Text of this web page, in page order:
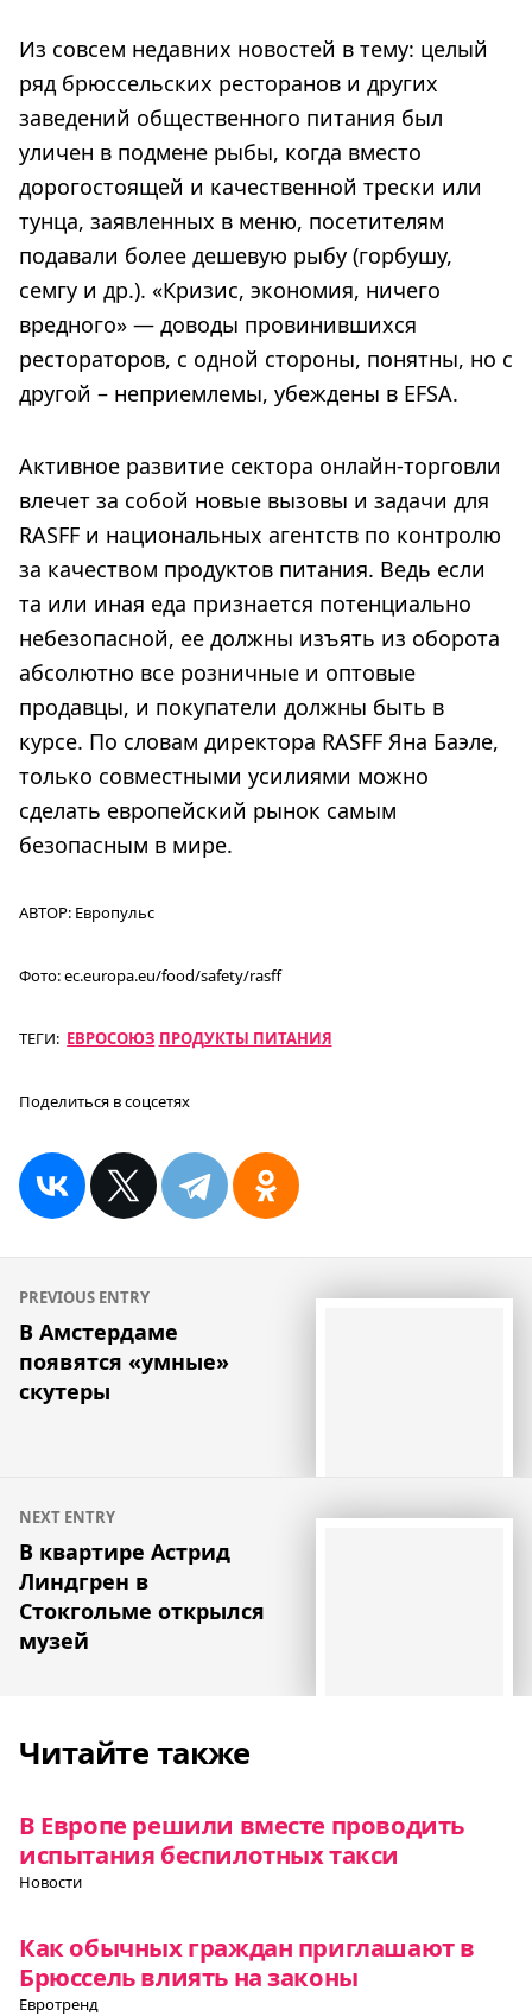
Из совсем недавних новостей в тему: целый
ряд брюссельских ресторанов и других
заведений общественного питания был
уличен в подмене рыбы, когда вместо
дорогостоящей и качественной трески или
тунца, заявленных в меню, посетителям
подавали более дешевую рыбу (горбушу,
семгу и др.). «Кризис, экономия, ничего
вредного» — доводы провинившихся
рестораторов, с одной стороны, понятны, но с
другой – неприемлемы, убеждены в EFSA.
Активное развитие сектора онлайн-торговли
влечет за собой новые вызовы и задачи для
RASFF и национальных агентств по контролю
за качеством продуктов питания. Ведь если
та или иная еда признается потенциально
небезопасной, ее должны изъять из оборота
абсолютно все розничные и оптовые
продавцы, и покупатели должны быть в
курсе. По словам директора RASFF Яна Баэле,
только совместными усилиями можно
сделать европейский рынок самым
безопасным в мире.
АВТОР: Европульс
Фото:ec.europa.eu/food/safety/rasff
ТЕГИ: ЕВРОСОЮЗ ПРОДУКТЫ ПИТАНИЯ
Поделиться в соцсетях
Навигация
по
записям
PREVIOUS ENTRY
В Амстердаме
появятся «умные»
скутеры
NEXT ENTRY
В квартире Астрид
Линдгрен в
Cтокгольме открылся
музей
Читайте также
В Европе решили вместе проводить
испытания беспилотных такси
Новости
Как обычных граждан приглашают в
Брюссель влиять на законы
Евротренд